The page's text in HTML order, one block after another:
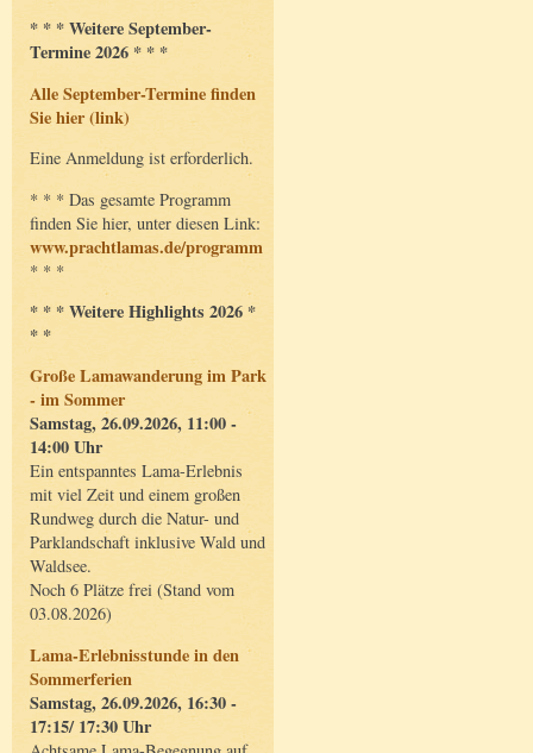
* * * Weitere September-
Termine 2026 * * *
Alle September-Termine finden
Sie hier (link)
Eine Anmeldung ist erforderlich.
* * * Das gesamte Programm
finden Sie hier, unter diesen Link:
www.prachtlamas.de/programm
* * *
* * * Weitere Highlights 2026 *
* *
Große Lamawanderung im Park
- im Sommer
Samstag, 26.09.2026, 11:00 -
14:00 Uhr
Ein entspanntes Lama-Erlebnis
mit viel Zeit und einem großen
Rundweg durch die Natur- und
Parklandschaft inklusive Wald und
Waldsee.
Noch 6 Plätze frei (Stand vom
03.08.2026)
Lama-Erlebnisstunde in den
Sommerferien
Samstag, 26.09.2026, 16:30 -
17:15/ 17:30 Uhr